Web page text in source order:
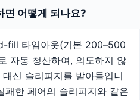
면 어떻게 되나요?
fill 타임아웃(기본 200–500
자동 청산하여, 의도하지 않
신 슬리피지를 받아들입니
패한 페어의 슬리피지와 같은